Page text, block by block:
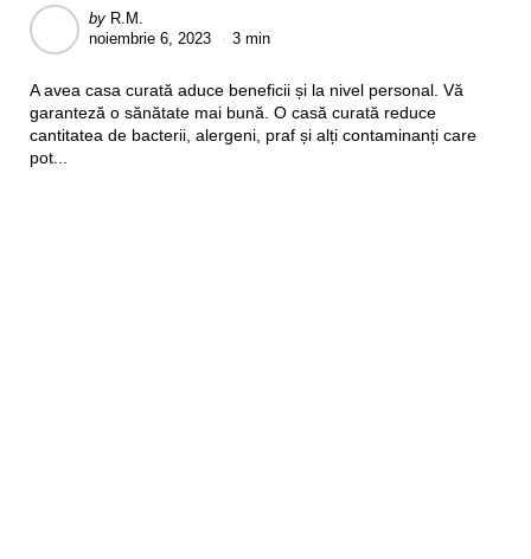
Posted
by
by R.M.
noiembrie 6, 2023
3 min
A avea casa curată aduce beneficii și la nivel personal. Vă
garanteză o sănătate mai bună. O casă curată reduce
cantitatea de bacterii, alergeni, praf și alți contaminanți care
pot...